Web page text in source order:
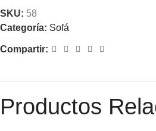
SKU: 58
Categoría: Sofá
Compartir:
Productos